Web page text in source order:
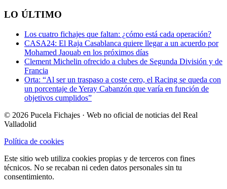
LO ÚLTIMO
Los cuatro fichajes que faltan: ¿cómo está cada operación?
CASA24: El Raja Casablanca quiere llegar a un acuerdo por
Mohamed Jaouab en los próximos días
Clement Michelin ofrecido a clubes de Segunda División y de
Francia
Orta: “Al ser un traspaso a coste cero, el Racing se queda con
un porcentaje de Yeray Cabanzón que varía en función de
objetivos cumplidos”
© 2026 Pucela Fichajes · Web no oficial de noticias del Real
Valladolid
Política de cookies
Este sitio web utiliza cookies propias y de terceros con fines
técnicos. No se recaban ni ceden datos personales sin tu
consentimiento.